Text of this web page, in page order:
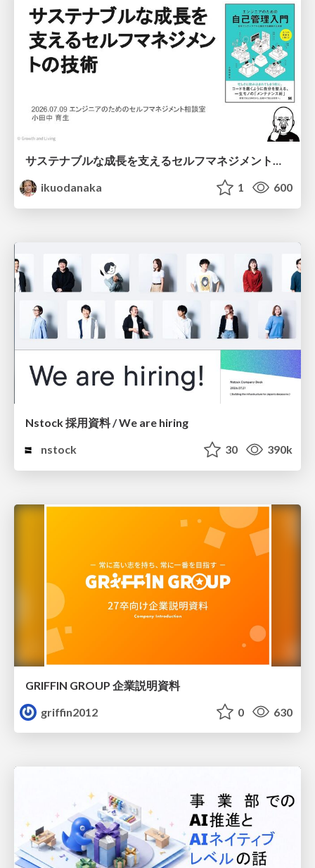
ikuodanaka
1 600
Nstock 採用資料 / We are hiring
nstock
30 390k
GRIFFIN GROUP 企業説明資料
griffin2012
0 630